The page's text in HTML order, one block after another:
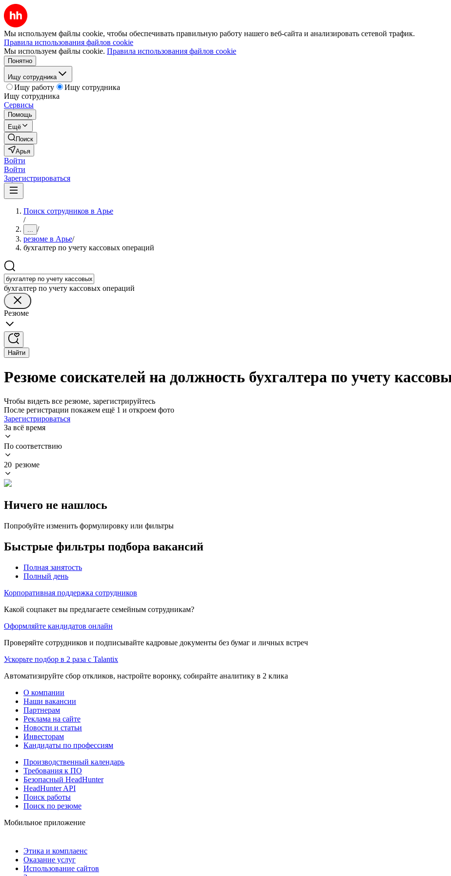
Мы используем файлы cookie, чтобы обеспечивать правильную работу нашего веб-сайта и анализировать сетевой трафик.
Правила использования файлов cookie
Мы используем файлы cookie. Правила использования файлов cookie
Понятно
Ищу сотрудника
Ищу работу
Ищу сотрудника
Ищу сотрудника
Сервисы
Помощь
Ещё
Поиск
Арья
Войти
Войти
Зарегистрироваться
Поиск сотрудников в Арье
/
... /
резюме в Арье/
бухгалтер по учету кассовых операций
бухгалтер по учету кассовых операций
Резюме
Найти
Резюме соискателей на должность бухгалтера по учету
Чтобы видеть все резюме, зарегистрируйтесь
После регистрации покажем ещё 1 и откроем фото
Зарегистрироваться
За всё время
По соответствию
20 резюме
Ничего не нашлось
Попробуйте изменить формулировку или фильтры
Быстрые фильтры подбора вакансий
Полная занятость
Полный день
Корпоративная поддержка сотрудников
Какой соцпакет вы предлагаете семейным сотрудникам?
Оформляйте кандидатов онлайн
Проверяйте сотрудников и подписывайте кадровые документы без бумаг и личных встреч
Ускорьте подбор в 2 раза с Talantix
Автоматизируйте сбор откликов, настройте воронку, собирайте аналитику в 2 клика
О компании
Наши вакансии
Партнерам
Реклама на сайте
Новости и статьи
Инвесторам
Кандидаты по профессиям
Производственный календарь
Требования к ПО
Безопасный HeadHunter
HeadHunter API
Поиск работы
Поиск по резюме
Мобильное приложение
Этика и комплаенс
Оказание услуг
Использование сайтов